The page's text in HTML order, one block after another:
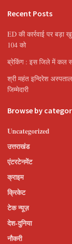
Recent Posts
ED की कार्रवाई पर बड़ा
104 को
ब्रेकिंग : इस जिले में कल
श्री महंत इन्दिरेश
जिम्मेदारी
Browse by
Uncategorized
उत्तराखंड
एंटरटेनमेंट
क्राइम
क्रिकेट
टेक न्यूज़
देश-दुनिया
नौकरी